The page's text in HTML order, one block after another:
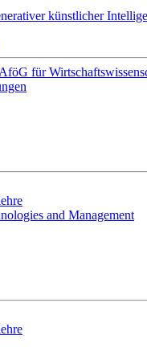
künstlicher
für
and Management